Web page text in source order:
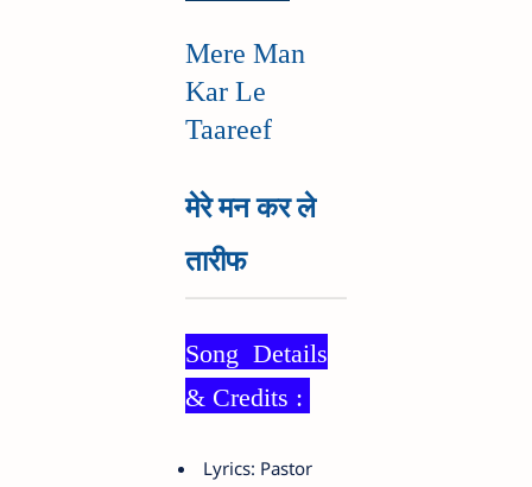
Mere Man
Kar Le
Taareef
मेरे मन कर ले
तारीफ
Song Details
& Credits :
Lyrics: Pastor